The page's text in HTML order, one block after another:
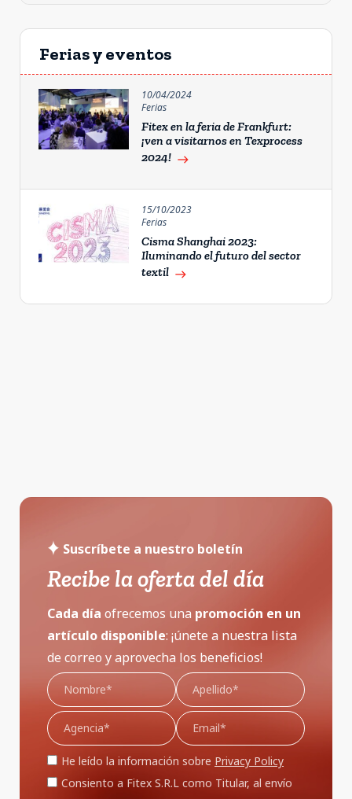
Ferias y eventos
10/04/2024
Ferias
Fitex en la feria de Frankfurt:
¡ven a visitarnos en Texprocess
2024! east
15/10/2023
Ferias
Cisma Shanghai 2023:
Iluminando el futuro del sector
textil east
Suscríbete a nuestro boletín
Recibe la oferta del día
Cada día ofrecemos una promoción en un
artículo disponible: ¡únete a nuestra lista
de correo y aprovecha los beneficios!
He leído la información sobre Privacy Policy
Consiento a Fitex S.R.L como Titular, al envío